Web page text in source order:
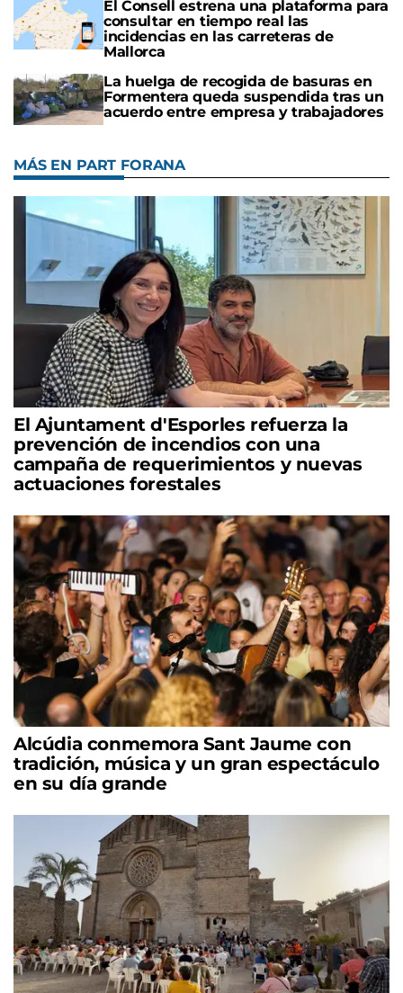
El Consell estrena una plataforma para
consultar en tiempo real las
incidencias en las carreteras de
Mallorca
La huelga de recogida de basuras en
Formentera queda suspendida tras un
acuerdo entre empresa y trabajadores
MÁS EN PART FORANA
El Ajuntament d'Esporles refuerza la
prevención de incendios con una
campaña de requerimientos y nuevas
actuaciones forestales
Alcúdia conmemora Sant Jaume con
tradición, música y un gran espectáculo
en su día grande